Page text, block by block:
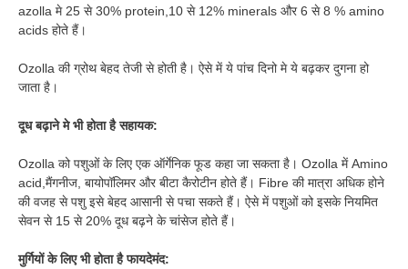
azolla मे 25 से 30% protein,10 से 12% minerals और 6 से 8 % amino
acids होते हैं।
Ozolla की ग्रोथ बेहद तेजी से होती है। ऐसे में ये पांच दिनो मे ये बढ़कर दुगना हो
जाता है।
दूध बढ़ाने मे भी होता है सहायक:
Ozolla को पशुओं के लिए एक ऑर्गेनिक फूड कहा जा सकता है। Ozolla में Amino
acid,मैंगनीज, बायोपॉलिमर और बीटा कैरोटीन होते हैं। Fibre की मात्रा अधिक होने
की वजह से पशु इसे बेहद आसानी से पचा सकते हैं। ऐसे में पशुओं को इसके नियमित
सेवन से 15 से 20% दूध बढ़ने के चांसेज होते हैं।
मुर्गियों के लिए भी होता है फायदेमंद: